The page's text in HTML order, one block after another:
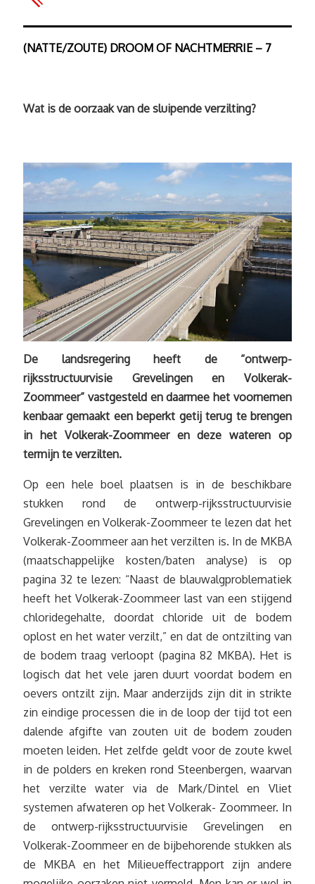
(NATTE/ZOUTE) DROOM OF NACHTMERRIE – 7
Wat is de oorzaak van de sluipende verzilting?
De landsregering heeft de “ontwerp-
rijksstructuurvisie Grevelingen en Volkerak-
Zoommeer” vastgesteld en daarmee het voornemen
kenbaar gemaakt een beperkt getij terug te brengen
in het Volkerak-Zoommeer en deze wateren op
termijn te verzilten.
Op een hele boel plaatsen is in de beschikbare
stukken rond de ontwerp-rijksstructuurvisie
Grevelingen en Volkerak-Zoommeer te lezen dat het
Volkerak-Zoommeer aan het verzilten is. In de MKBA
(maatschappelijke kosten/baten analyse) is op
pagina 32 te lezen: “Naast de blauwalgproblematiek
heeft het Volkerak-Zoommeer last van een stijgend
chloridegehalte, doordat chloride uit de bodem
oplost en het water verzilt,” en dat de ontzilting van
de bodem traag verloopt (pagina 82 MKBA). Het is
logisch dat het vele jaren duurt voordat bodem en
oevers ontzilt zijn. Maar anderzijds zijn dit in strikte
zin eindige processen die in de loop der tijd tot een
dalende afgifte van zouten uit de bodem zouden
moeten leiden. Het zelfde geldt voor de zoute kwel
in de polders en kreken rond Steenbergen, waarvan
het verzilte water via de Mark/Dintel en Vliet
systemen afwateren op het Volkerak- Zoommeer. In
de ontwerp-rijksstructuurvisie Grevelingen en
Volkerak-Zoommeer en de bijbehorende stukken als
de MKBA en het Milieueffectrapport zijn andere